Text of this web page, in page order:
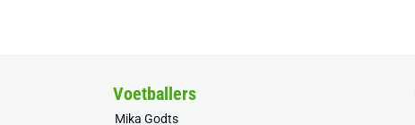
Voetballers
Mika Godts